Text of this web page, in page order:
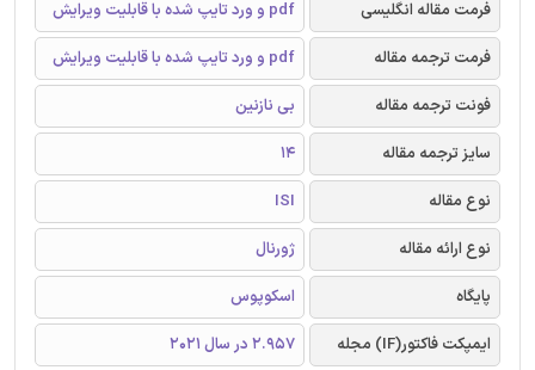
فرمت مقاله انگلیسی
pdf و ورد تایپ شده با قابلیت ویرایش
فرمت ترجمه مقاله
pdf و ورد تایپ شده با قابلیت ویرایش
فونت ترجمه مقاله
بی نازنین
سایز ترجمه مقاله
14
نوع مقاله
ISI
نوع ارائه مقاله
ژورنال
پایگاه
اسکوپوس
ایمپکت فاکتور(IF) مجله
2.957 در سال 2021